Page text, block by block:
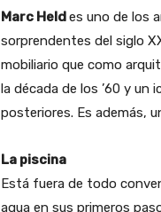
Marc Heldes uno de los
sorprendentes del siglo
mobiliario que como
la década de los ’60 y un
posteriores. Es además,
La piscina
Está fuera de todo
agua en sus primeros